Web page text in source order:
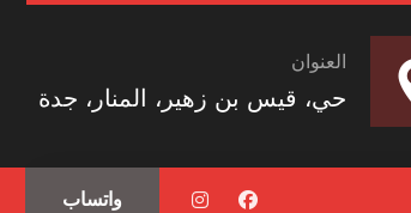
العنوان
حي، قيس بن زهير، المنار، جدة
واتساب